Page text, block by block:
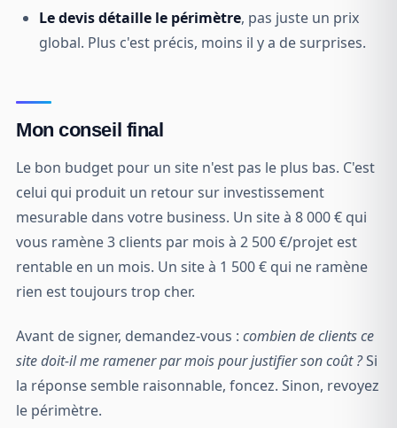
Le devis détaille le périmètre, pas juste un prix
global. Plus c'est précis, moins il y a de surprises.
Mon conseil final
Le bon budget pour un site n'est pas le plus bas. C'est
celui qui produit un retour sur investissement
mesurable dans votre business. Un site à 8 000 € qui
vous ramène 3 clients par mois à 2 500 €/projet est
rentable en un mois. Un site à 1 500 € qui ne ramène
rien est toujours trop cher.
Avant de signer, demandez-vous : combien de clients ce
site doit-il me ramener par mois pour justifier son coût ?Si
la réponse semble raisonnable, foncez. Sinon, revoyez
le périmètre.